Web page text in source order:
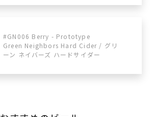
#GN006 Berry - Prototype
Green Neighbors Hard Cider / グリ
ーン ネイバーズ ハードサイダー